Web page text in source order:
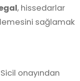
, hissedarlar
sağlamak
onayından